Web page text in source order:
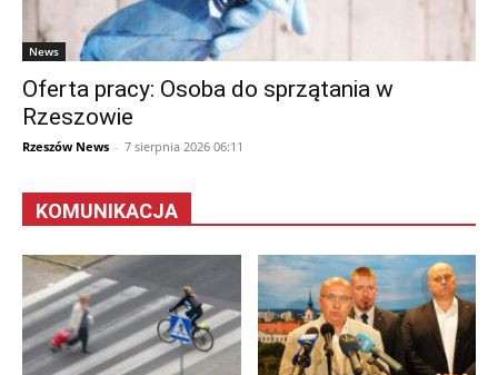
News
Oferta pracy: Osoba do sprzątania w
Rzeszowie
Rzeszów News - 7 sierpnia 2026 06:11
KOMUNIKACJA